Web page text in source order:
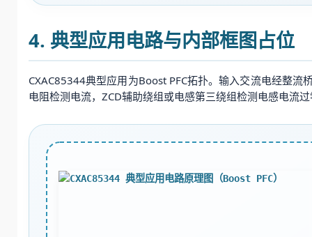
4. 典型应用电路与内部框图占位
CXAC85344典型应用为Boost PFC拓扑。输入交流电经整流
电阻检测电流，ZCD辅助绕组或电感第三绕组检测电感电流